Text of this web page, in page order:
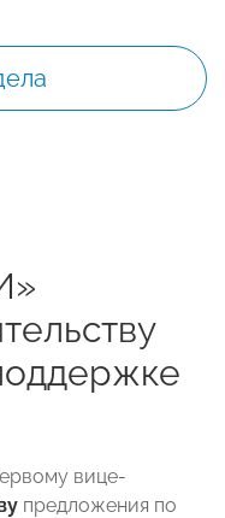
вице-
предложения по